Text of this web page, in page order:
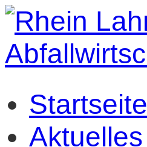
Startseite
Aktuelles